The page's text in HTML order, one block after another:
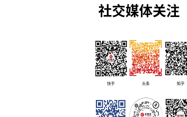
社交媒体关注
快手 头条 知乎